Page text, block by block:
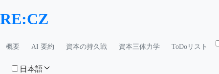
RE:CZ
概要 AI 要約 資本の持久戦 資本三体力学 ToDoリスト
日本語